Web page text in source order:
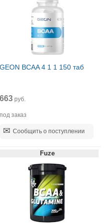
GEON BCAA 4 1 1 150 таб
663 руб.
под заказ
Сообщить о поступлении
Fuze